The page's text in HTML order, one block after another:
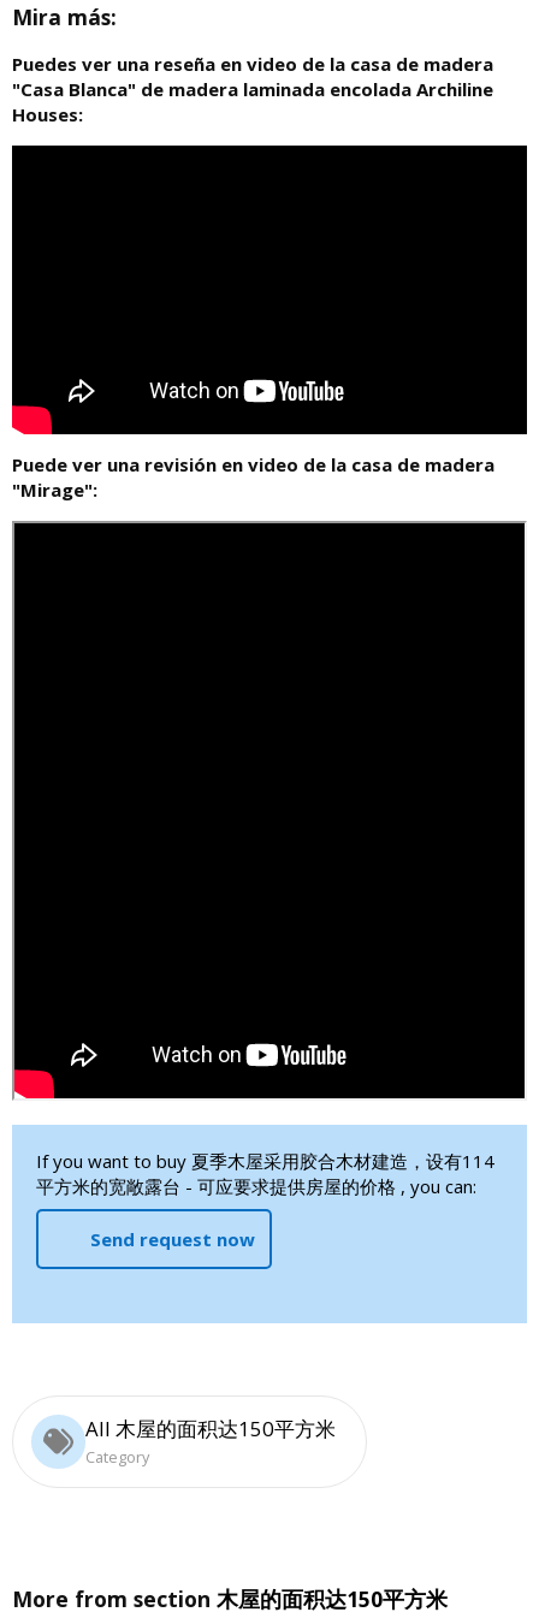
Mira más:
Puedes ver una reseña en video de la casa de madera
"Casa Blanca" de madera laminada encolada Archiline
Houses:
Puede ver una revisión en video de la casa de madera
"Mirage":
If you want to buy 夏季木屋采用胶合木材建造，设有114
平方米的宽敞露台 - 可应要求提供房屋的价格 , you can:
Send request now
All 木屋的面积达150平方米
Category
More from section 木屋的面积达150平方米